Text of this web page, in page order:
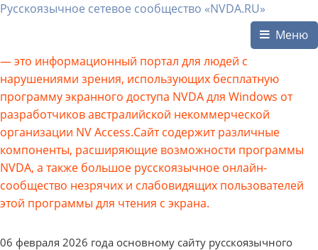
Русскоязычное сетевое сообщество «NVDA.RU»
Меню
— это информационный портал для людей с
нарушениями зрения, использующих бесплатную
программу экранного доступа NVDA для Windows от
разработчиков австралийской некоммерческой
организации NV Access.Сайт содержит различные
компоненты, расширяющие возможности программы
NVDA, а также большое русскоязычное онлайн-
сообщество незрячих и слабовидящих пользователей
этой программы для чтения с экрана.
06 февраля 2026 года основному сайту русскоязычного